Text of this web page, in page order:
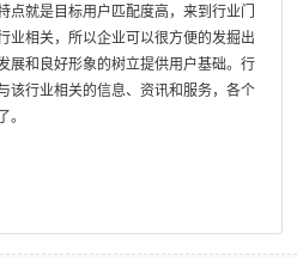
点就是目标用户匹配度高，来到行业门
业相关，所以企业可以很方便的发掘出
展和良好形象的树立提供用户基础。行
该行业相关的信息、资讯和服务，各个
。